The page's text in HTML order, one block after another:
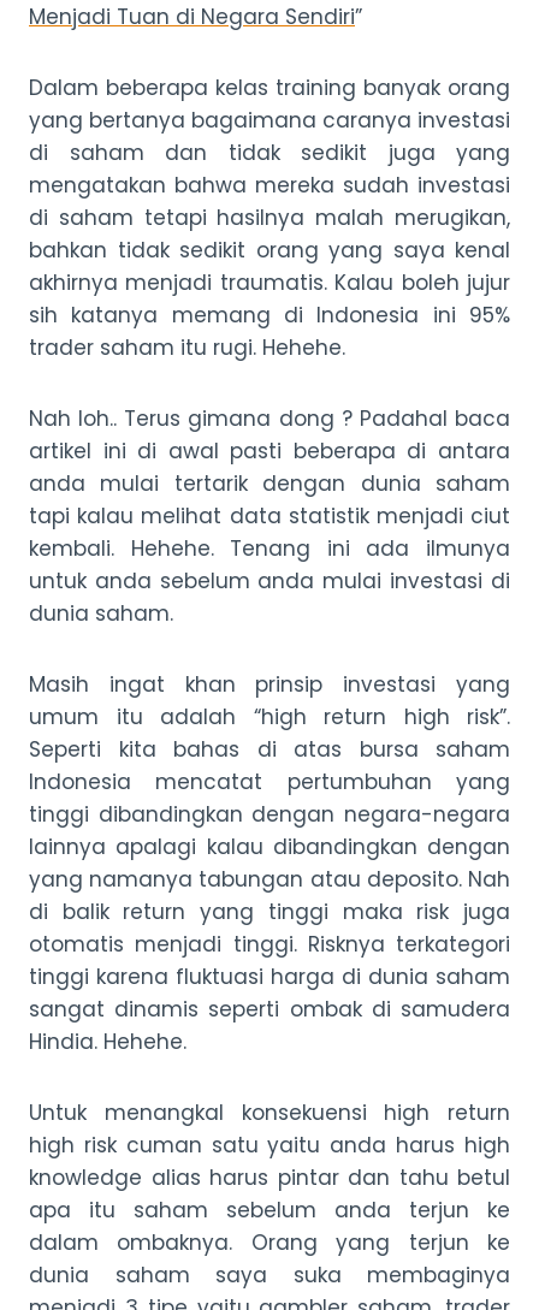
Menjadi Tuan di Negara Sendiri”
Dalam beberapa kelas training banyak orang
yang bertanya bagaimana caranya investasi
di saham dan tidak sedikit juga yang
mengatakan bahwa mereka sudah investasi
di saham tetapi hasilnya malah merugikan,
bahkan tidak sedikit orang yang saya kenal
akhirnya menjadi traumatis. Kalau boleh jujur
sih katanya memang di Indonesia ini 95%
trader saham itu rugi. Hehehe.
Nah loh.. Terus gimana dong ? Padahal baca
artikel ini di awal pasti beberapa di antara
anda mulai tertarik dengan dunia saham
tapi kalau melihat data statistik menjadi ciut
kembali. Hehehe. Tenang ini ada ilmunya
untuk anda sebelum anda mulai investasi di
dunia saham.
Masih ingat khan prinsip investasi yang
umum itu adalah “high return high risk”.
Seperti kita bahas di atas bursa saham
Indonesia mencatat pertumbuhan yang
tinggi dibandingkan dengan negara-negara
lainnya apalagi kalau dibandingkan dengan
yang namanya tabungan atau deposito. Nah
di balik return yang tinggi maka risk juga
otomatis menjadi tinggi. Risknya terkategori
tinggi karena fluktuasi harga di dunia saham
sangat dinamis seperti ombak di samudera
Hindia. Hehehe.
Untuk menangkal konsekuensi high return
high risk cuman satu yaitu anda harus high
knowledge alias harus pintar dan tahu betul
apa itu saham sebelum anda terjun ke
dalam ombaknya. Orang yang terjun ke
dunia saham saya suka membaginya